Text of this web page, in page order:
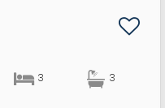
3 3